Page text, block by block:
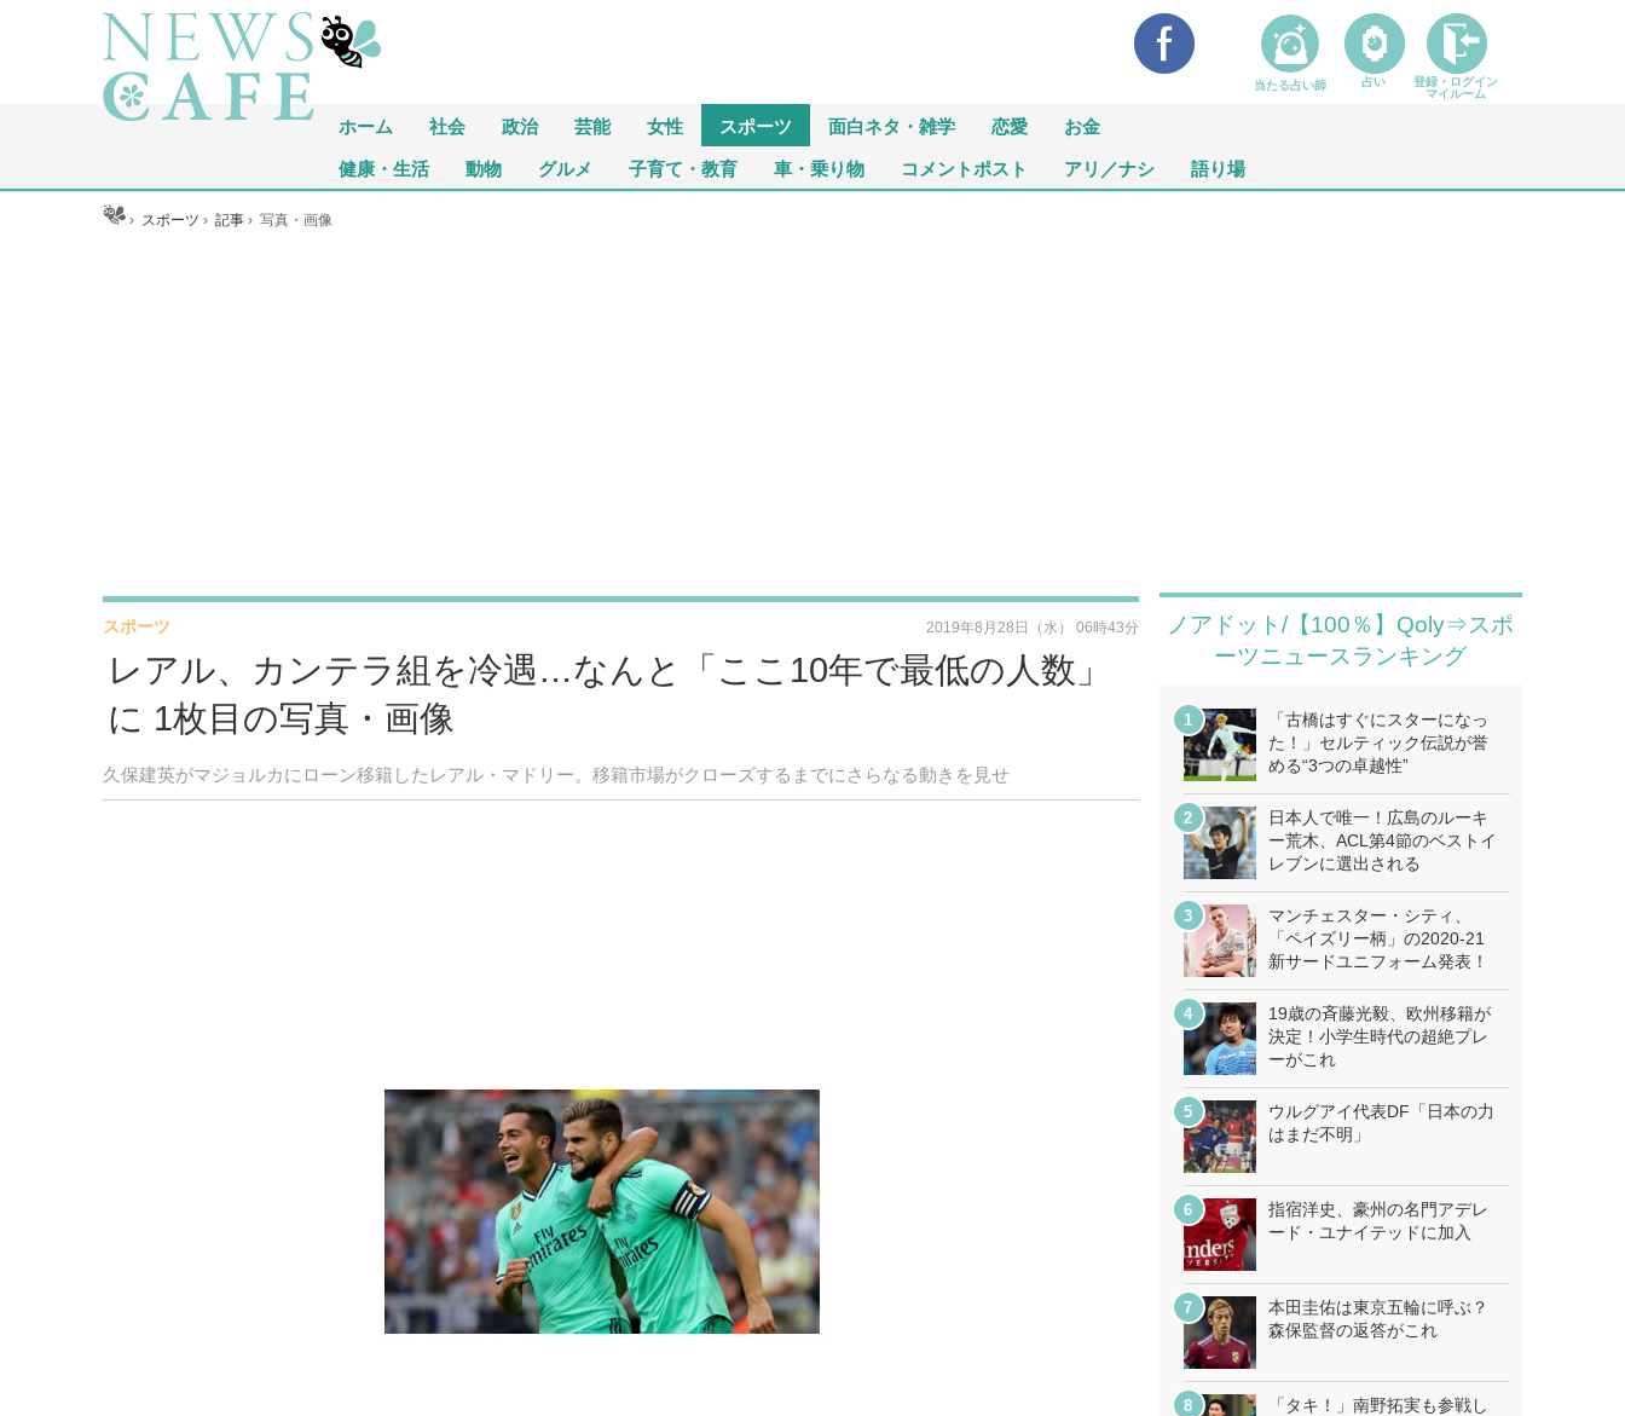
ホーム 社会 政治 芸能 女性 スポーツ 面白ネタ・雑学 恋愛 お金
健康・生活 動物 グルメ 子育て・教育 車・乗り物 コメントポスト アリ／ナシ 語り場
ホーム › スポーツ ›記事 ›写真・画像
レアル、カンテラ組を冷遇…なんと「ここ10年で最低の人数」
に 1枚目の写真・画像
久保建英がマジョルカにローン移籍したレアル・マドリー。移籍市場がクローズするまでにさらなる動きを見せ
スポーツ 2019年8月28日（水） 06時43分
ノアドット/【100％】Qoly⇒スポ
ーツニュースランキング
「古橋はすぐにスターになっ
た！」セルティック伝説が誉
める“3つの卓越性”
日本人で唯一！広島のルーキ
ー荒木、ACL第4節のベストイ
レブンに選出される
マンチェスター・シティ、
「ペイズリー柄」の2020-21
新サードユニフォーム発表！
19歳の斉藤光毅、欧州移籍が
決定！小学生時代の超絶プレ
ーがこれ
ウルグアイ代表DF「日本の力
はまだ不明」
指宿洋史、豪州の名門アデレ
ード・ユナイテッドに加入
本田圭佑は東京五輪に呼ぶ？
森保監督の返答がこれ
「タキ！」南野拓実も参戦し
当たる占い師 占い
登録・ログイン
マイルーム